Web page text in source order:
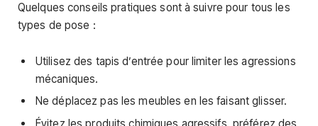
Quelques conseils pratiques sont à suivre pour tous les
types de pose :
Utilisez des tapis d’entrée pour limiter les agressions
mécaniques.
Ne déplacez pas les meubles en les faisant glisser.